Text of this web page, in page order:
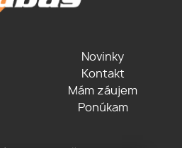
Novinky
Kontakt
Mám záujem
Ponúkam